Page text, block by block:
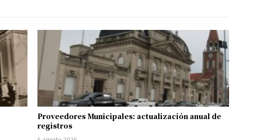
Proveedores Municipales: actualización anual de
registros